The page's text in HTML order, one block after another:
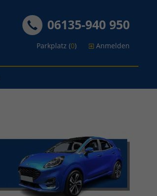
06135-940 950
Parkplatz (0) Anmelden